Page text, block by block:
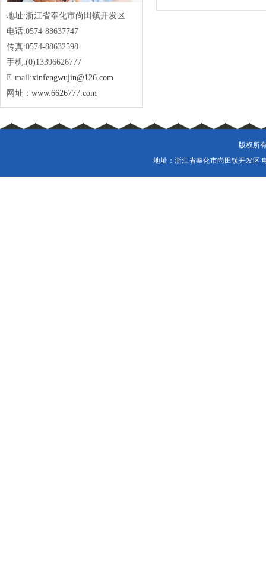
地址:浙江省奉化市尚田镇开发区
电话:0574-88637747
传真:0574-88632598
手机:(0)13396626777
E-mail:xinfengwujin@126.com
网址： www.6626777.com
版权所
地址：浙江省奉化市尚田镇开发区